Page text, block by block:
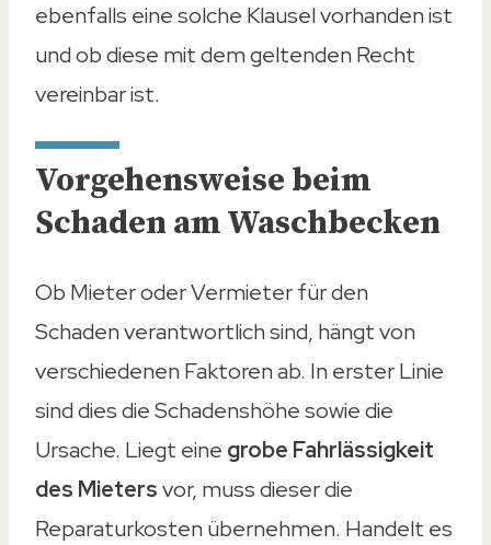
ebenfalls eine solche Klausel vorhanden ist
und ob diese mit dem geltenden Recht
vereinbar ist.
Vorgehensweise beim
Schaden am Waschbecken
Ob Mieter oder Vermieter für den
Schaden verantwortlich sind, hängt von
verschiedenen Faktoren ab. In erster Linie
sind dies die Schadenshöhe sowie die
Ursache. Liegt eine grobe Fahrlässigkeit
des Mietersvor, muss dieser die
Reparaturkosten übernehmen. Handelt es